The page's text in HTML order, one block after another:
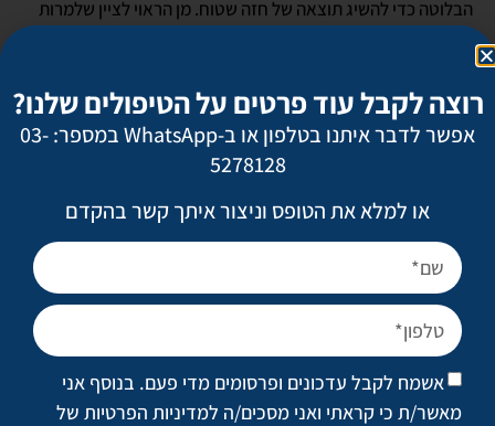
הבלוטה כדי להשיג תוצאה של חזה שטוח. מן הראוי לציין שלמרות
שהרעיון של צלקות על החזה נשמע מפחיד, בפועל החתך מתבצע
גברים שיש להם עור עודף בנוסף לשגשוג הבלוטה ולשומן, עשויים
להזדקק גם למתיחה של העור, כאשר במקרים של שד גדול במיוחד
לעצב את קו הלסת
רוצה לקבל עוד פרטים על הטיפולים שלנו?
אפשר לדבר איתנו בטלפון או ב-WhatsApp במספר: 03-
5278128
או למלא את הטופס וניצור איתך קשר בהקדם
אשמח לקבל עדכונים ופרסומים מדי פעם. בנוסף אני
מאשר/ת כי קראתי ואני מסכים/ה למדיניות הפרטיות של